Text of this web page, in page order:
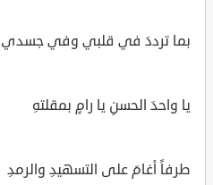
بما ترددَ في قلبي وفي جسدي
يا واحدَ الحسنِ يا رامٍ بمقلتهِ
طرفاً أغامَ على التسهيدِ والرمدِ